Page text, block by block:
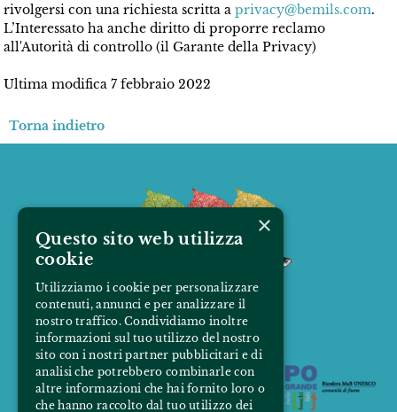
rivolgersi con una richiesta scritta a privacy@bemils.com.
L’Interessato ha anche diritto di proporre reclamo
all'Autorità di controllo (il Garante della Privacy)
Ultima modifica 7 febbraio 2022
Torna indietro
×
Questo sito web utilizza
cookie
Utilizziamo i cookie per personalizzare
contenuti, annunci e per analizzare il
nostro traffico. Condividiamo inoltre
informazioni sul tuo utilizzo del nostro
sito con i nostri partner pubblicitari e di
analisi che potrebbero combinarle con
altre informazioni che hai fornito loro o
che hanno raccolto dal tuo utilizzo dei